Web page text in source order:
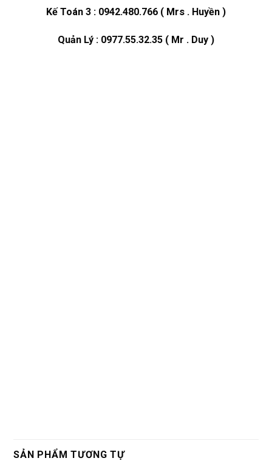
Kế Toán 3 : 0942.480.766 ( Mrs . Huyền )
Quản Lý : 0977.55.32.35 ( Mr . Duy )
SẢN PHẨM TƯƠNG TỰ